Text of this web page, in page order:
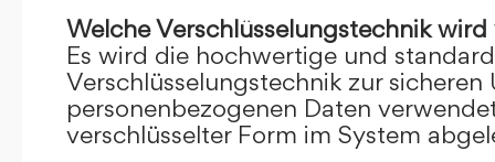
Welche Verschlüsselungstechnik
Es wird die hochwertige und
Verschlüsselungstechnik zur
personenbezogenen Daten
verschlüsselter Form im System